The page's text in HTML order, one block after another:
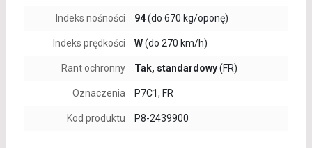
Indeks nośności 94(do 670 kg/oponę)
Indeks prędkości W(do 270 km/h)
Rant ochronny Tak, standardowy(FR)
Oznaczenia P7C1, FR
Kod produktu P8-2439900